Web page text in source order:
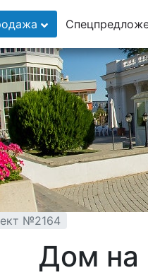
5555-929
3054-111
№2164
Дом на